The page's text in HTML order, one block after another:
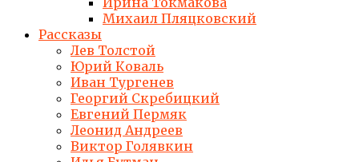
Михаил Пляцковский
Рассказы
Лев Толстой
Юрий Коваль
Иван Тургенев
Георгий Скребицкий
Евгений Пермяк
Леонид Андреев
Виктор Голявкин